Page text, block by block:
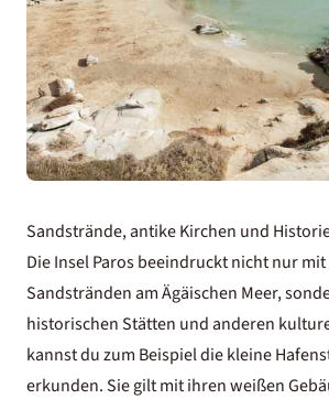
Sandstrände, antike Kirchen und
Die Insel Paros beeindruckt nicht nur
Sandstränden am Ägäischen Meer,
historischen Stätten und anderen
kannst du zum Beispiel die kleine
erkunden. Sie giltmit ihren weißen